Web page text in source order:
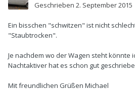
Geschrieben 2. September 2015
Ein bisschen "schwitzen" ist nicht
"Staubtrocken".
Je nachdem wo der Wagen steht könnte
Nachtaktiver hat es schon gut
Mit freundlichen Grüßen Michael